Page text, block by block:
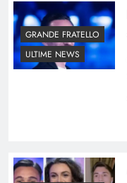
GRANDE FRATELLO
ULTIME NEWS